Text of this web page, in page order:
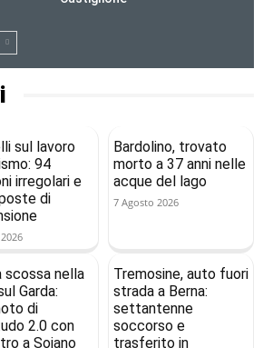
sul lavoro
94
irregolari e
di
Bardolino, trovato
morto a 37 anni nelle
acque del lago
7 Agosto 2026
scossa nella
Garda:
di
2.0 con
a Soiano
Tremosine, auto fuori
strada a Berna:
settantenne
soccorso e
trasferito in